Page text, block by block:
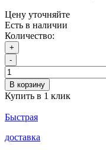
Цену уточняйте
Есть в наличии
Количество:
+
-
В корзину
Купить в 1 клик
Быстрая
доставка